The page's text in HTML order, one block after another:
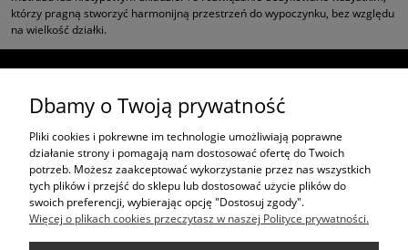
którzy pragną stworzyć harmonijną przestrzeń do wypoczynku, bez względu
na wielkość działki.
ZAKUPY
PROJEKTY W CAŁEJ POLSCE
Dbamy o Twoją prywatność
Pliki cookies i pokrewne im technologie umożliwiają poprawne
działanie strony i pomagają nam dostosować ofertę do Twoich
potrzeb. Możesz zaakceptować wykorzystanie przez nas wszystkich
tych plików i przejść do sklepu lub dostosować użycie plików do
swoich preferencji, wybierając opcję "Dostosuj zgody".
Więcej o plikach cookies przeczytasz w naszej Polityce prywatności.